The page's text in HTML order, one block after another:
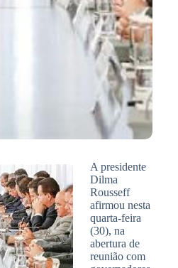
A presidente
Dilma
Rousseff
afirmou nesta
quarta-feira
(30), na
abertura de
reunião com